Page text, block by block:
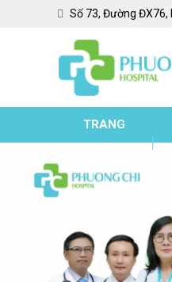
Số 73, Đường ĐX76,
TRANG